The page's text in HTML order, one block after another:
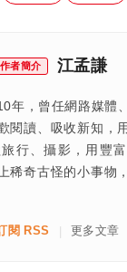
作者簡介 江孟謙
年，曾任網路媒體
閱讀、吸收新知，
行、攝影，用豐
稀奇古怪的小事物
閱 RSS 更多文章